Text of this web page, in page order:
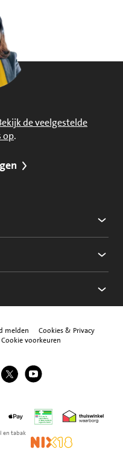
de veelgestelde
op.
melden
Cookies & Privacy
Cookie voorkeuren
Pinterest
Jumbo Twitter
Jumbo YouTube
Express
Apple Pay Thuiswinkel
en tabak
NIX18